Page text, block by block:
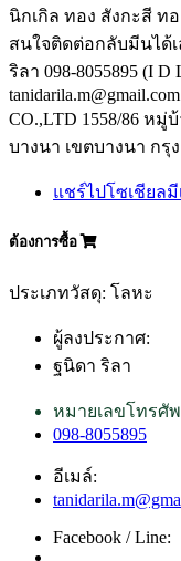
นิกเกิล ทอง สังกะสี ท
สนใจติดต่อกลับมีนได้
ริลา 098-8055895 (I D
CO.,LTD 1558/86 ห
บางนา เขตบางนา กรุง
แชร์ไปโซเชียลมี
ต้องการซื้อ
ประเภทวัสดุ: โลหะ
ผู้ลงประกาศ:
ฐนิดา ริลา
หมายเลขโทรศั
098-8055895
อีเมล์:
Facebook / Line: